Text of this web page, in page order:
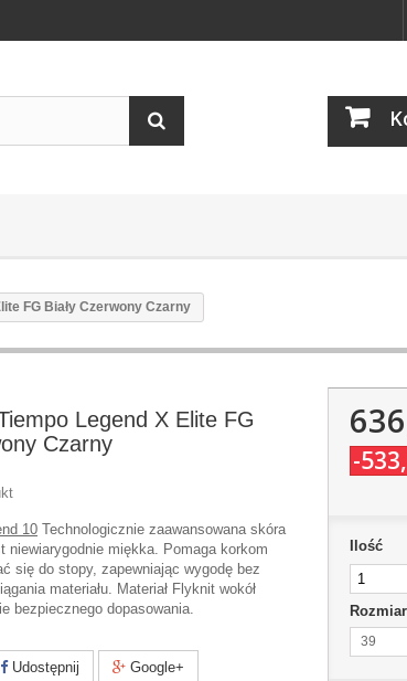
FG Biały Czerwony Czarny
Legend X Elite FG
Czarny
10 Technologicznie zaawansowana skóra
niewiarygodnie miękka. Pomaga korkom
się do stopy, zapewniając wygodę bez
materiału. Materiał Flyknit wokół
bezpiecznego dopasowania.
Udostępnij Google+
-
Ilość
Rozmiar
39